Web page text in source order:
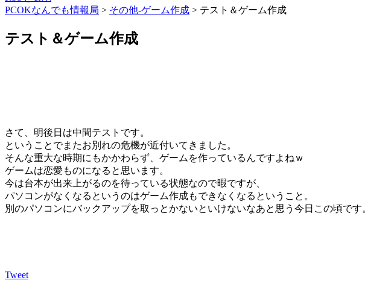
PCOKなんでも情報局 > その他-ゲーム作成 > テスト＆ゲーム作成
テスト＆ゲーム作成
さて、明後日は中間テストです。
ということでまたお別れの危機が近付いてきました。
そんな重大な時期にもかかわらず、ゲームを作っているんですよねｗ
ゲームは恋愛ものになると思います。
今は台本が出来上がるのを待っている状態なので暇ですが、
パソコンがなくなるというのはゲーム作成もできなくなるということ。
別のパソコンにバックアップを取っとかないといけないなあと思う今日この頃です。
Tweet